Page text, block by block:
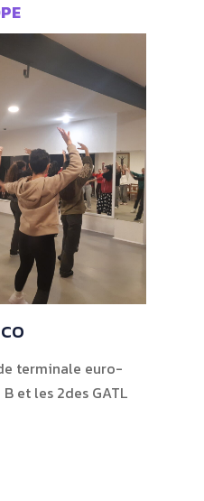
terminale euro-
et les 2des GATL